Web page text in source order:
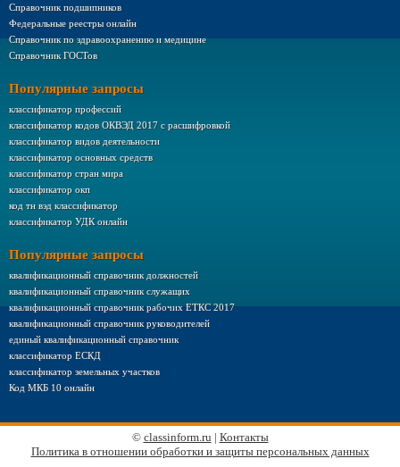
Справочник подшипников
Федеральные реестры онлайн
Справочник по здравоохранению и медицине
Справочник ГОСТов
Популярные запросы
классификатор профессий
классификатор кодов ОКВЭД 2017 с расшифровкой
классификатор видов деятельности
классификатор основных средств
классификатор стран мира
классификатор окп
код тн вэд классификатор
классификатор УДК онлайн
Популярные запросы
квалификационный справочник должностей
квалификационный справочник служащих
квалификационный справочник рабочих ЕТКС 2017
квалификационный справочник руководителей
единый квалификационный справочник
классификатор ЕСКД
классификатор земельных участков
Код МКБ 10 онлайн
© classinform.ru | Контакты
Политика в отношении обработки и защиты персональных данных